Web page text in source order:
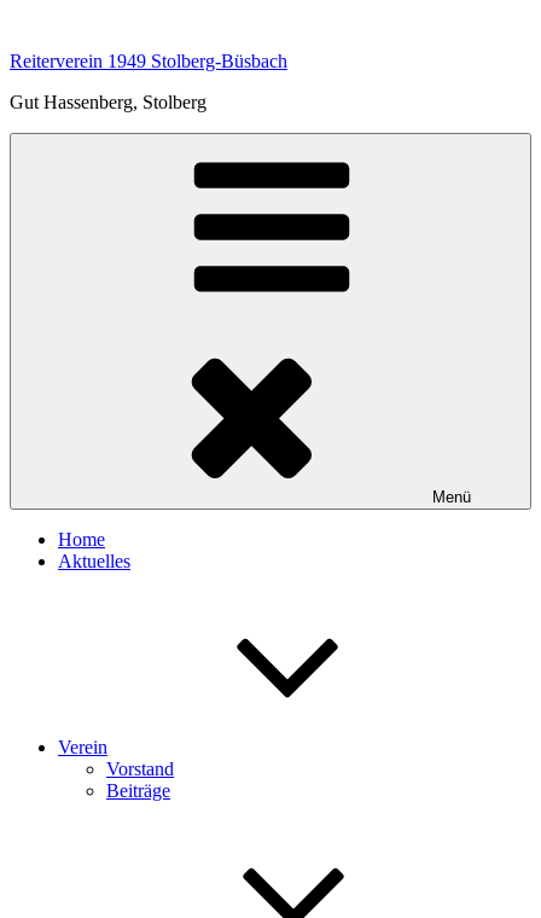
springen
Reiterverein 1949 Stolberg-Büsbach
Gut Hassenberg, Stolberg
Menü
Home
Aktuelles
Verein
Vorstand
Beiträge